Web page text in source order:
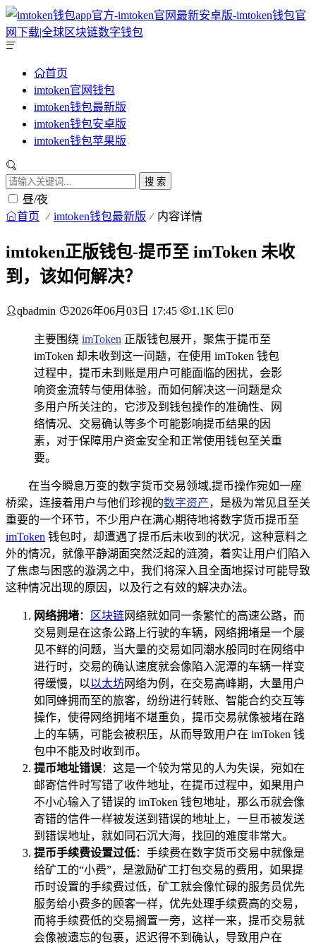
首页
imtoken官网钱包
imtoken钱包最新版
imtoken钱包安卓版
imtoken钱包苹果版
搜 索
昼/夜
首页 imtoken钱包最新版 内容详情
imtoken正版钱包-提币至 imToken 未收
到，该如何解决？
qbadmin 2026年06月03日 17:45 1.1K 0
主要围绕 imToken 正版钱包展开，聚焦于提币至
imToken 却未收到这一问题，在使用 imToken 钱包
过程中，提币未到账是用户可能面临的困扰，会影
响资金流转与使用体验，而如何解决这一问题是众
多用户所关注的，它涉及到钱包操作的准确性、网
络情况、交易确认等多个可能影响提币结果的因
素，对于保障用户资金安全和正常使用钱包至关重
要。
在当今瞬息万变的数字货币交易领域,提币操作宛如一座
桥梁，连接着用户与他们珍视的数字资产，是极为常见且至关
重要的一个环节，不少用户在满心期待地将数字货币提币至
imToken 钱包时，却遭遇了提币后未收到的状况，这种意料之
外的情况，就像平静湖面突然泛起的涟漪，着实让用户们陷入
了焦虑与困惑的漩涡之中，我们将深入且全面地探讨可能导致
这种情况出现的原因，以及行之有效的解决办法。
网络拥堵： 区块链网络就如同一条繁忙的高速公路，而
交易则是在这条公路上行驶的车辆，网络拥堵是一个屡
见不鲜的问题，当大量的交易如同潮水般同时在网络中
进行时，交易的确认速度就会像陷入泥潭的车辆一样变
得缓慢，以以太坊网络为例，在交易高峰期，大量用户
如同蜂拥而至的旅客，纷纷进行转账、智能合约交互等
操作，使得网络拥堵不堪重负，提币交易就像被堵在路
上的车辆，可能会被积压，从而导致用户在 imToken 钱
包中不能及时收到币。
提币地址错误：这是一个较为常见的人为失误，宛如在
邮寄信件时写错了收件地址，在提币过程中，如果用户
不小心输入了错误的 imToken 钱包地址，那么币就会像
寄错的信件一样被发送到错误的地址上，一旦币被发送
到错误地址，就如同石沉大海，找回的难度非常大。
提币手续费设置过低：手续费在数字货币交易中就像是
给矿工的“小费”，是激励矿工打包交易的费用，如果提
币时设置的手续费过低，矿工就会像忙碌的服务员优先
服务给小费多的顾客一样，优先处理手续费高的交易，
而将手续费低的交易搁置一旁，这样一来，提币交易就
会像被遗忘的包裹，迟迟得不到确认，导致用户在